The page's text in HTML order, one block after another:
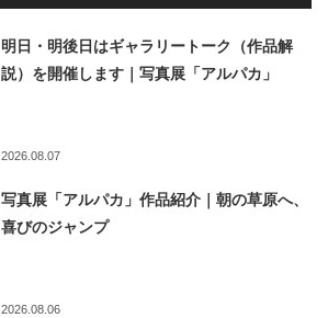
明日・明後日はギャラリートーク（作品解
説）を開催します｜写真展「アルパカ」
2026.08.07
写真展「アルパカ」作品紹介｜朝の草原へ、
喜びのジャンプ
2026.08.06